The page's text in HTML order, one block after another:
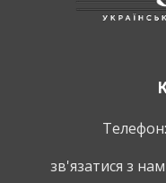
зв'язатися з